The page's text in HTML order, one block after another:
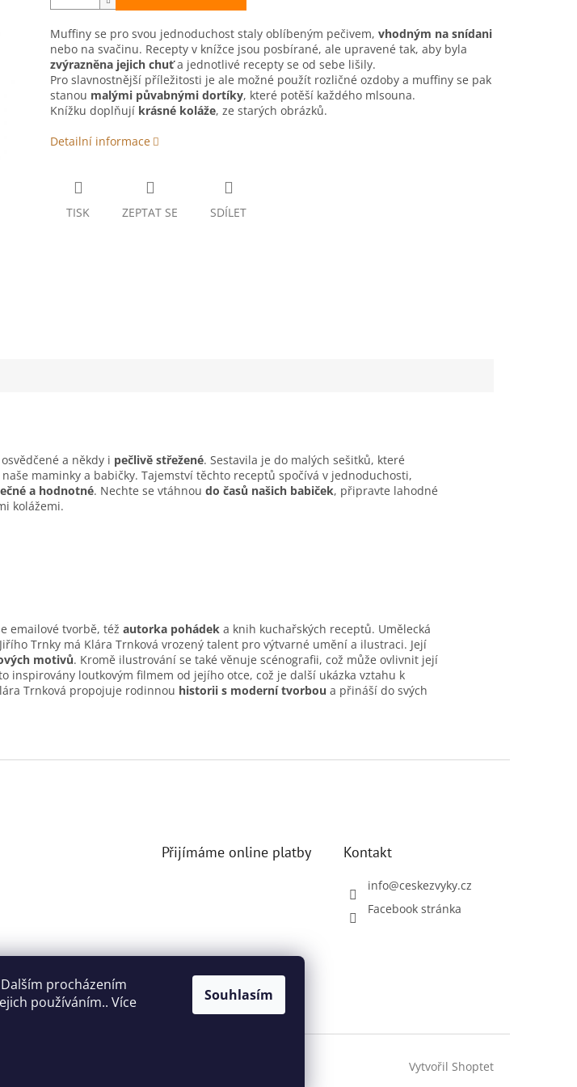
procházením
používáním.. Více
Souhlasím
Muffiny se pro svou jednoduchost staly oblíbeným pečivem, vhodným na snídani
nebo na svačinu. Recepty v knížce jsou posbírané, ale upravené tak, aby byla
zvýrazněna jejich chuťa jednotlivé recepty se od sebe lišily.
Pro slavnostnější příležitosti je ale možné použít rozličné ozdoby a muffiny se pak
stanou malými půvabnými dortíky, které potěší každého mlsouna.
Knížku doplňují krásné koláže, ze starých obrázků.
Detailní informace
TISK ZEPTAT SE SDÍLET
a někdy i pečlivě střežené. Sestavila je do malých sešitků, které
maminky a babičky. Tajemství těchto receptů spočívá v jednoduchosti,
a hodnotné. Nechte se vtáhnou do časů našich babiček, připravte lahodné
kolážemi.
emailové tvorbě, též autorka pohádek a knih kuchařských receptů. Umělecká
Trnky má Klára Trnková vrozený talent pro výtvarné umění a ilustraci. Její
motivů. Kromě ilustrování se také věnuje scénografii, což může ovlivnit její
loutkovým filmem od jejího otce, což je další ukázka vztahu k
Trnková propojuje rodinnou historii s moderní tvorbou a přináší do svých
Přijímáme online platby Kontakt
info@ceskezvyky.cz
Facebook stránka
České zvyky
Vytvořil Shoptet